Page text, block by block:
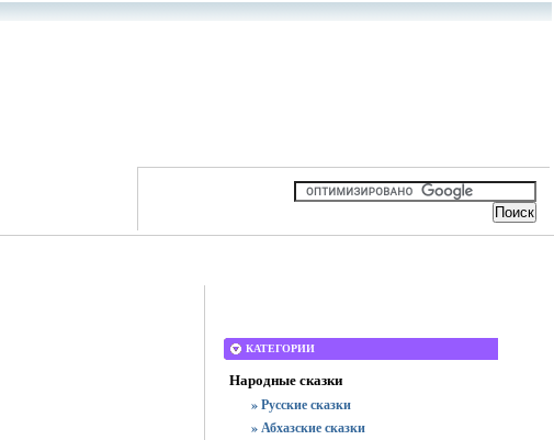
КАТЕГОРИИ
Народные сказки
» Русские сказки
» Абхазские сказки